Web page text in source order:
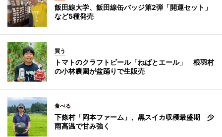
飯田線大学、飯田線缶バッジ第2弾「開運セット」
など5種発売
買う
トマトのクラフトビール「ねばとエール」 根羽村
の小林農園が盆踊りで生販売
食べる
下條村「岡本ファーム」、黒スイカ収穫最盛期 少
雨高温で甘み強く